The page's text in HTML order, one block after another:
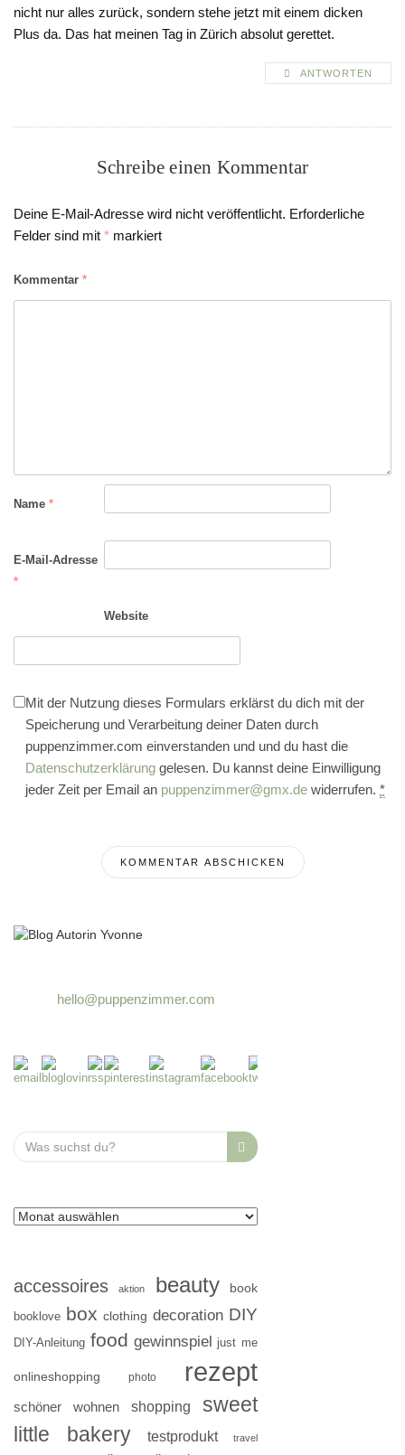
nicht nur alles zurück, sondern stehe jetzt mit einem dicken
Plus da. Das hat meinen Tag in Zürich absolut gerettet.
ANTWORTEN
Schreibe einen Kommentar
Deine E-Mail-Adresse wird nicht veröffentlicht. Erforderliche
Felder sind mit * markiert
Kommentar *
Name *
E-Mail-Adresse
*
Website
Mit der Nutzung dieses Formulars erklärst du dich mit der
Speicherung und Verarbeitung deiner Daten durch
puppenzimmer.com einverstanden und und du hast die
Datenschutzerklärung gelesen. Du kannst deine Einwilligung
jeder Zeit per Email an puppenzimmer@gmx.de widerrufen. *
hello@puppenzimmer.com
Search
for:
accessoires aktion beauty book
booklove box clothing decoration DIY
DIY-Anleitung food gewinnspiel just me
onlineshopping photo rezept
schöner wohnen shopping
sweet
little bakery
testprodukt travel